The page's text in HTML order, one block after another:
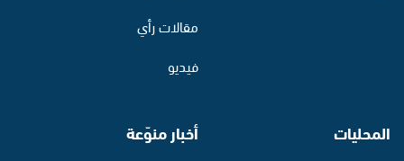
مقالات رأي
فيديو
المحليات أخبار منوّعة